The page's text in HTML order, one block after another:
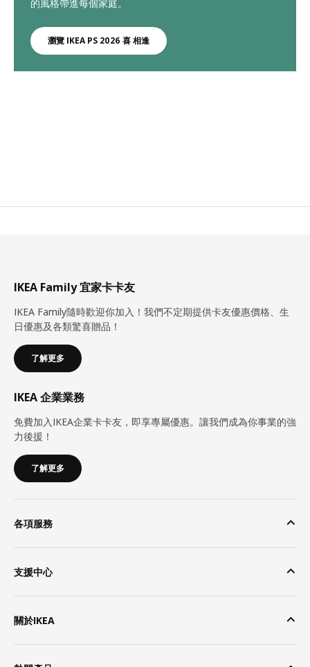
的風格帶進每個家庭。
瀏覽 IKEA PS 2026 喜 相逢
IKEA Family 宜家卡卡友
IKEA Family隨時歡迎你加入！我們不定期提供卡友優惠價格、生
日優惠及各類驚喜贈品！
了解更多
IKEA 企業業務
免費加入IKEA企業卡卡友，即享專屬優惠。讓我們成為你事業的強
力後援！
了解更多
各項服務
支援中心
關於IKEA